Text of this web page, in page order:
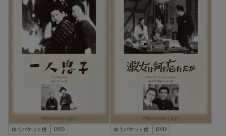
ゆうパケット便 DVD ゆうパケット便 DVD